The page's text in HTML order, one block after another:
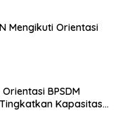
Mengikuti Orientasi
BPSDM
Kapasitas